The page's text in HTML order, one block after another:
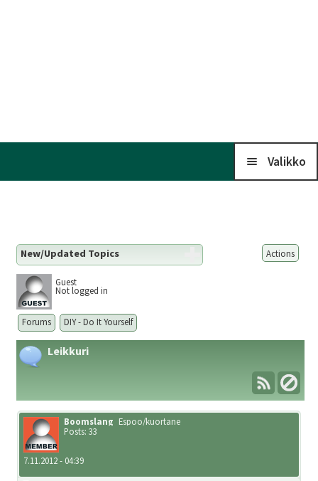
Valikko
Kalenteri
Liitto
Metsästys
Materiaali
Forum
Actions
New/Updated Topics
Guest
Not logged in
Forums DIY - Do It Yourself
Leikkuri
Boomslang Espoo/kuortane
Posts: 33
7.11.2012 - 04:39